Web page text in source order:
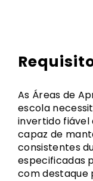
As Áreas de
escola
invertido
capaz de
consistentes
especificadas
com destaque